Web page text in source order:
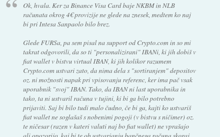
Ok, hvala. Ker za Binance Visa Card baje NKBM in NLB
računata okrog 4€ provizije ne glede na znesek, medtem ko naj
bi pri Intesa Sanpaolo bilo brez.
Glede FURSa, pa sem pisal na support od Crypto.com in so mi
takrat odgovorili, da so ti "personalizirani" IBANi, ki jih dobiš v
fiat wallet v bistvu virtual IBAN, ki jih kolikor razumem
Crypto.com ustvari zato, da nima dela s "sortiranjem" depositov
oz. ni možnosti napak pri vpisovanju referenc, ker ima pač vsak
uporabnik "svoj" IBAN. Tako, da IBAN ni last uporabnika in
tako, ta ni ustvaril računa v tujini, ki bi ga bilo potrebno
prijaviti. Saj bi bilo tudi malo čudno, če bi ga, kajti ko ustvariš
fiat wallet ne soglašaš s nobenimi pogoji (v bistvu s ničimer) oz.
te ničesar (razen v kateri valuti naj bo fiat wallet) ne vprašajo